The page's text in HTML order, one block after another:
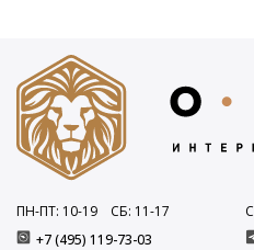
+7 (495) 119-73-03
ПН-ПТ: 10-19 СБ: 11-17